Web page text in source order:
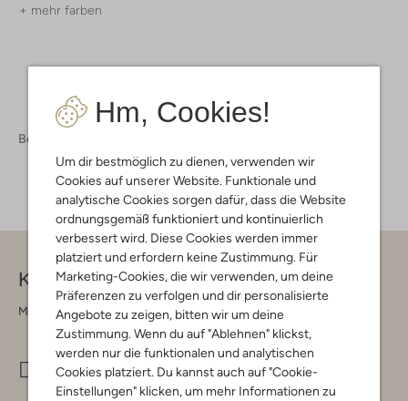
Hm, Cookies!
Um dir bestmöglich zu dienen, verwenden wir
Cookies auf unserer Website. Funktionale und
analytische Cookies sorgen dafür, dass die Website
ordnungsgemäß funktioniert und kontinuierlich
verbessert wird. Diese Cookies werden immer
platziert und erfordern keine Zustimmung. Für
Marketing-Cookies, die wir verwenden, um deine
Präferenzen zu verfolgen und dir personalisierte
Angebote zu zeigen, bitten wir um deine
Zustimmung. Wenn du auf "Ablehnen" klickst,
werden nur die funktionalen und analytischen
Cookies platziert. Du kannst auch auf "Cookie-
Einstellungen" klicken, um mehr Informationen zu
+ mehr farben
Bekleidung
Kontakt
Montag - Freitag 09:00 - 17:00 uur
info@omoda.de